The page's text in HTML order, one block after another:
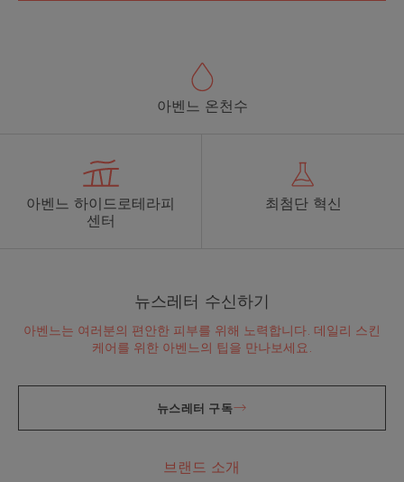
아벤느 온천수
아벤느 하이드로테라피
센터
최첨단 혁신
뉴스레터 수신하기
아벤느는 여러분의 편안한 피부를 위해 노력합니다. 데일리 스킨
케어를 위한 아벤느의 팁을 만나보세요.
뉴스레터 구독
브랜드 소개